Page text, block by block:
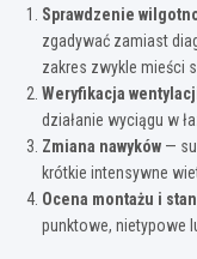
Sprawdzenie
zgadywać zamiast
zakres zwykle mieści
Weryfikacja
działanie wyciągu w
Zmiana nawyków —
krótkie intensywne
Ocena montażu i
punktowe, nietypowe